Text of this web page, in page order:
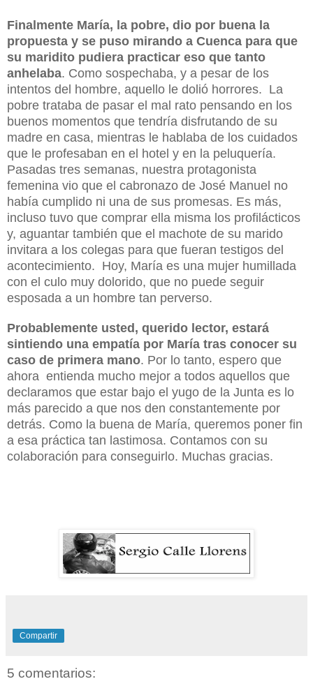
Finalmente María, la pobre, dio por buena la
propuesta y se puso mirando a Cuenca para que
su maridito pudiera practicar eso que tanto
anhelaba. Como sospechaba, y a pesar de los
intentos del hombre, aquello le dolió horrores. La
pobre trataba de pasar el mal rato pensando en los
buenos momentos que tendría disfrutando de su
madre en casa, mientras le hablaba de los cuidados
que le profesaban en el hotel y en la peluquería.
Pasadas tres semanas, nuestra protagonista
femenina vio que el cabronazo de José Manuel no
había cumplido ni una de sus promesas. Es más,
incluso tuvo que comprar ella misma los profilácticos
y, aguantar también que el machote de su marido
invitara a los colegas para que fueran testigos del
acontecimiento. Hoy, María es una mujer humillada
con el culo muy dolorido, que no puede seguir
esposada a un hombre tan perverso.
Probablemente usted, querido lector, estará
sintiendo una empatía por María tras conocer su
caso de primera mano. Por lo tanto, espero que
ahora entienda mucho mejor a todos aquellos que
declaramos que estar bajo el yugo de la Junta es lo
más parecido a que nos den constantemente por
detrás. Como la buena de María, queremos poner fin
a esa práctica tan lastimosa. Contamos con su
colaboración para conseguirlo. Muchas gracias.
Compartir
5 comentarios: